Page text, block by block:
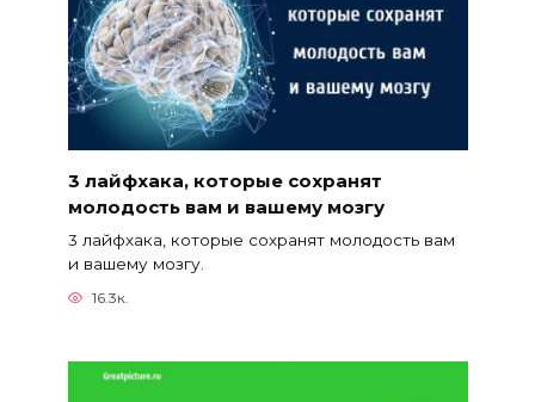
3 лайфхака, которые сохранят
молодость вам и вашему мозгу
3 лайфхака, которые сохранят молодость вам
и вашему мозгу.
16.3к.